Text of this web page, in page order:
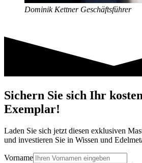
Dominik Kettner Geschäftsführer
Sichern Sie sich Ihr
Exemplar!
Laden Sie sich jetzt diesen exklusiven
und investieren Sie in Wissen und
Vorname